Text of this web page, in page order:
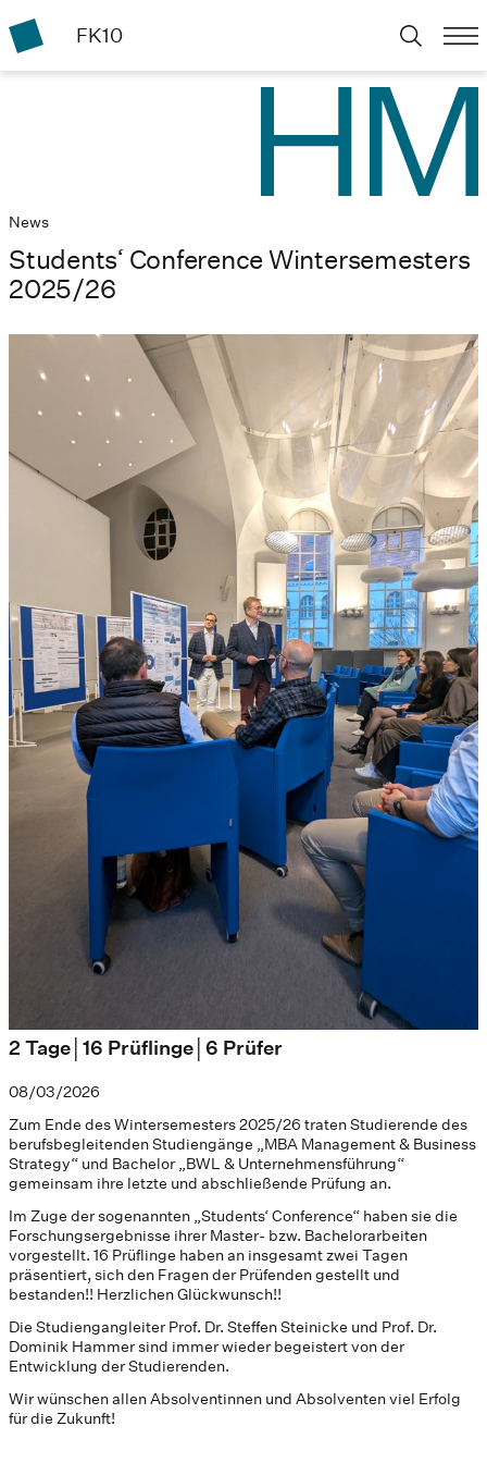
FK10
News
Students‘ Conference Wintersemesters
2025/26
2 Tage│16 Prüflinge│6 Prüfer
08/03/2026
Zum Ende des Wintersemesters 2025/26 traten Studierende des
berufsbegleitenden Studiengänge „MBA Management & Business
Strategy“ und Bachelor „BWL & Unternehmensführung“
gemeinsam ihre letzte und abschließende Prüfung an.
Im Zuge der sogenannten „Students‘ Conference“ haben sie die
Forschungsergebnisse ihrer Master- bzw. Bachelorarbeiten
vorgestellt. 16 Prüflinge haben an insgesamt zwei Tagen
präsentiert, sich den Fragen der Prüfenden gestellt und
bestanden!! Herzlichen Glückwunsch!!
Die Studiengangleiter Prof. Dr. Steffen Steinicke und Prof. Dr.
Dominik Hammer sind immer wieder begeistert von der
Entwicklung der Studierenden.
Wir wünschen allen Absolventinnen und Absolventen viel Erfolg
für die Zukunft!